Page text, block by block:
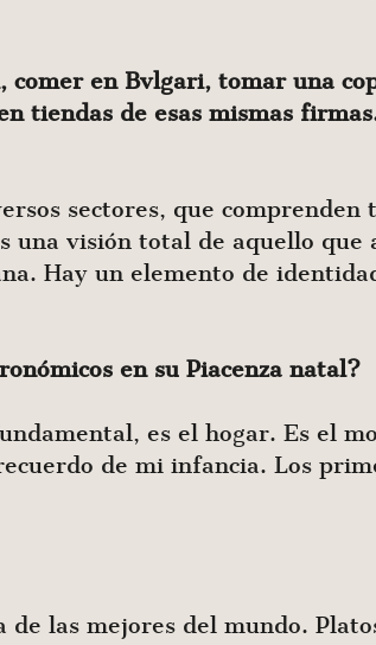
en Bvlgari, tomar una
tiendas de esas mismas
sectores, que
una visión total de aquello
Hay un elemento de
en su Piacenza natal?
es el hogar. Es el
de mi infancia. Los
de las mejores del mundo.